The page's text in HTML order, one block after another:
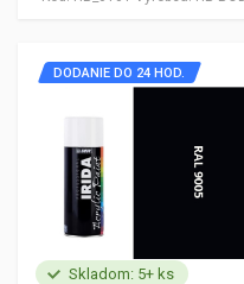
Skladom: 5+ ks
DODANIE DO 24 HOD.